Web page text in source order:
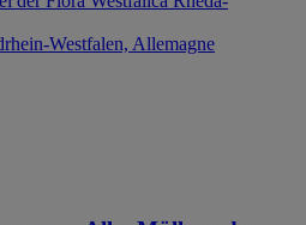
Westfalen, Allemagne